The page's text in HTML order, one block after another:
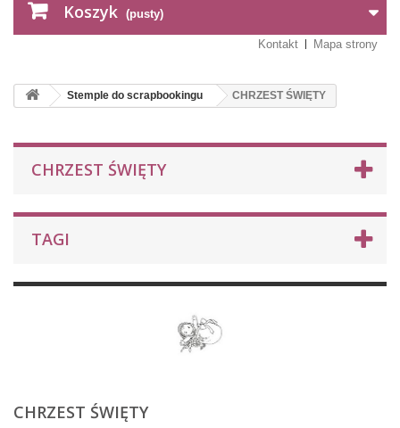
Koszyk (pusty)
Kontakt Mapa strony
Stemple do scrapbookingu CHRZEST ŚWIĘTY
CHRZEST ŚWIĘTY
TAGI
CHRZEST ŚWIĘTY